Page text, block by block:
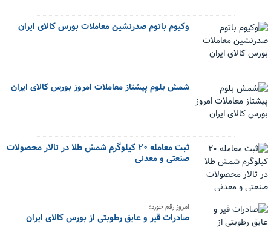
وکیوم باتوم صدرنشین معاملات بورس کالای ایران
شمش بلوم پیشتاز معاملات امروز بورس کالای ایران
ثبت معامله ۲۰ کیلوگرم شمش طلا در تالار محصولات
صنعتی و معدنی
امروز رقم خورد؛
صادرات قیر و عایق رطوبتی از بورس کالای ایران